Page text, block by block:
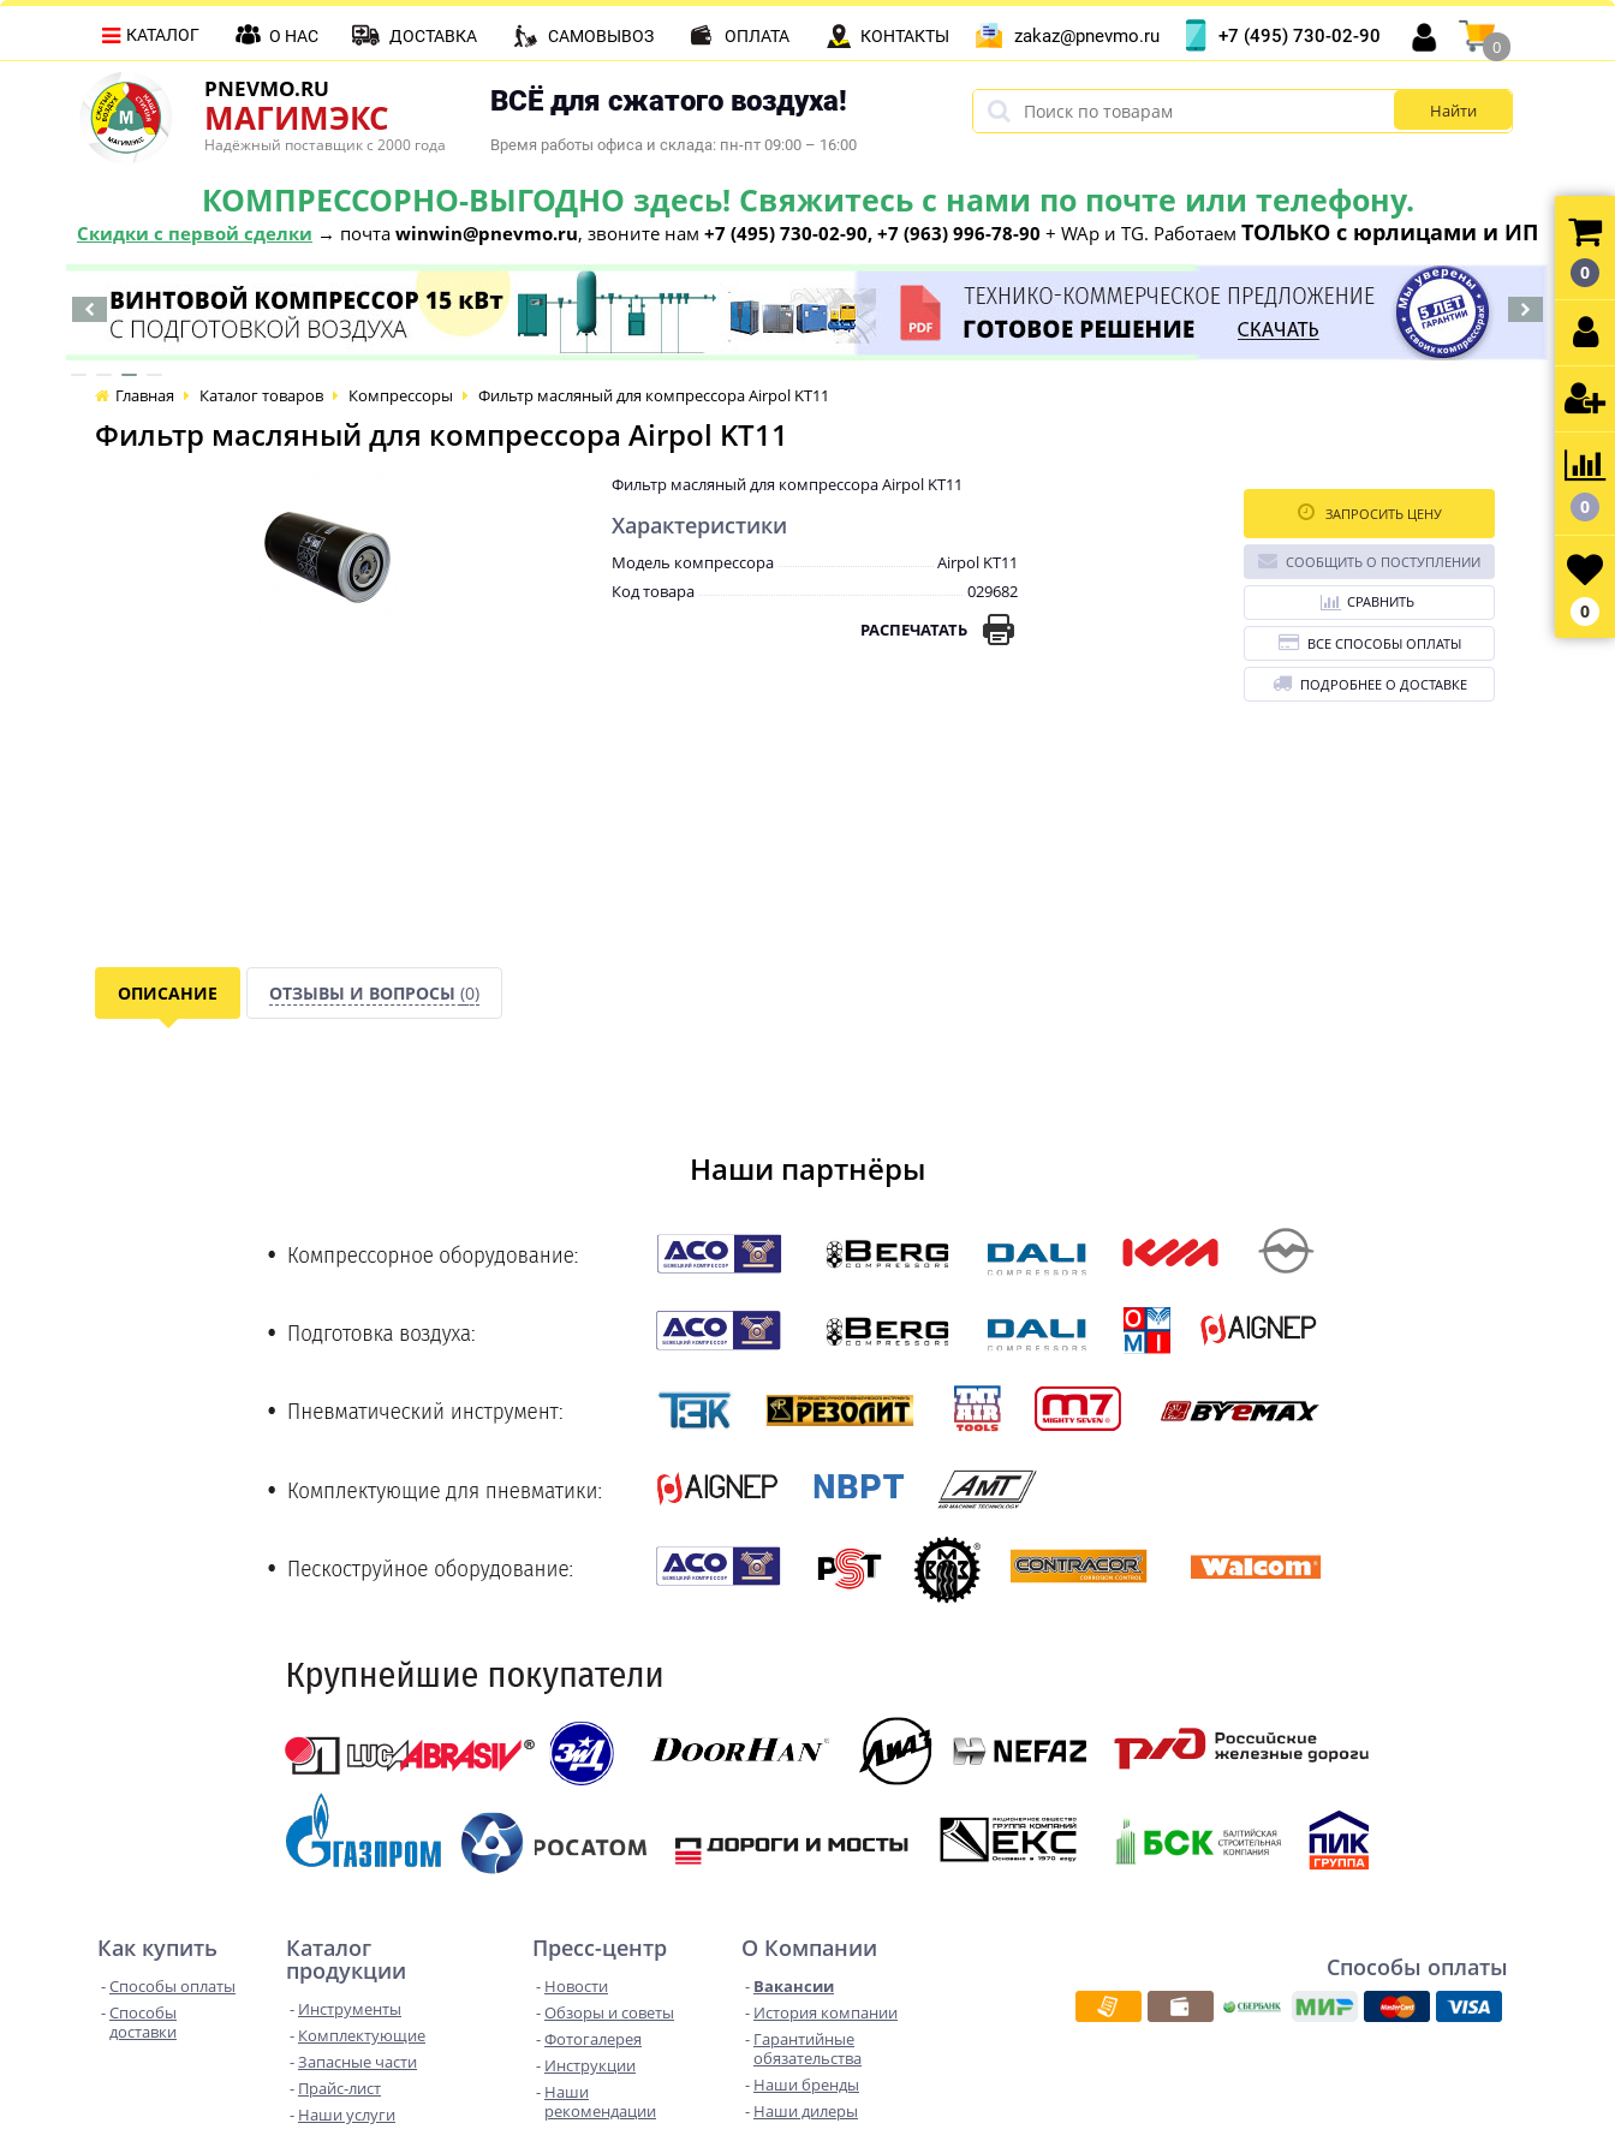
PNEVMO.RU
МАГИМЭКС
Надёжный поставщик с 2000 года
ВСЁ для сжатого воздуха!
Время работы офиса и склада: пн-пт 09:00 – 16:00
КОМПРЕССОРНО-ВЫГОДНО здесь! Свяжитесь с нами по почте или телефону.
Скидки с первой сделки → почта winwin@pnevmo.ru, звоните нам +7 (495) 730-02-90, +7 (963) 996-78-90 + WAp и TG. Работаем ТОЛЬКО с юрлицами и ИП
КАТАЛОГ О НАС ДОСТАВКА САМОВЫВОЗ ОПЛАТА КОНТАКТЫ zakaz@pnevmo.ru +7 (495) 730-02-90
0
Главная Каталог товаров Компрессоры Фильтр масляный для компрессора Airpol KT11
Фильтр масляный для компрессора Airpol KT11
Фильтр масляный для компрессора Airpol KT11
Характеристики
Модель компрессора
Airpol KT11
Код товара
029682
РАСПЕЧАТАТЬ
ЗАПРОСИТЬ ЦЕНУ
СООБЩИТЬ О ПОСТУПЛЕНИИ
СРАВНИТЬ
ВСЕ СПОСОБЫ ОПЛАТЫ
ПОДРОБНЕЕ О ДОСТАВКЕ
ОПИСАНИЕ ОТЗЫВЫ И ВОПРОСЫ (0)
Наши партнёры
Как купить
Способы оплаты
Способы
доставки
Каталог
продукции
Инструменты
Комплектующие
Запасные части
Прайс-лист
Наши услуги
Пресс-центр
Новости
Обзоры и советы
Фотогалерея
Инструкции
Наши
рекомендации
О Компании
Вакансии
История компании
Гарантийные
обязательства
Наши бренды
Наши дилеры
Способы оплаты
0
0
0